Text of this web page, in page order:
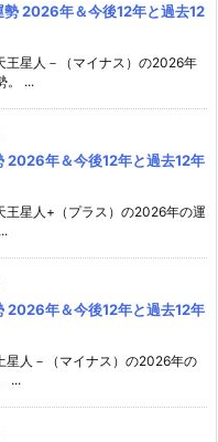
勢 2026年＆今後12年と過去12
王星人－（マイナス）の2026年
。 ...
2026年＆今後12年と過去12年
王星人+（プラス）の2026年の運
2026年＆今後12年と過去12年
星人－（マイナス）の2026年の
...